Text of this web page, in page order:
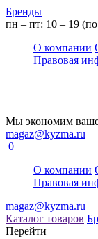
Бренды
пн – пт: 10 – 19
О компании
Правовая
Мы экономим ваше
magaz@kyzma.ru
0
О компании
Правовая
magaz@kyzma.ru
Каталог товаров
Перейти